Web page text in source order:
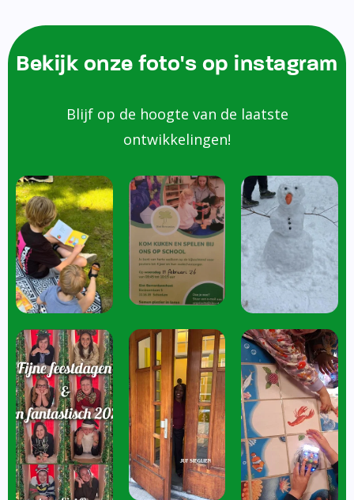
Bekijk onze foto's op instagram
Blijf op de hoogte van de laatste
ontwikkelingen!